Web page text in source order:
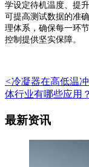
学设定待机温度、提
可提高测试数据的准
理体系，确保每一环
控制提供坚实保障。
<冷凝器在高低温
体行业有哪些应用？
最新资讯